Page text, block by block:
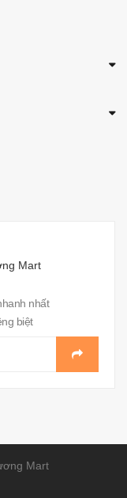
Mart
nhất
biệt
Mart